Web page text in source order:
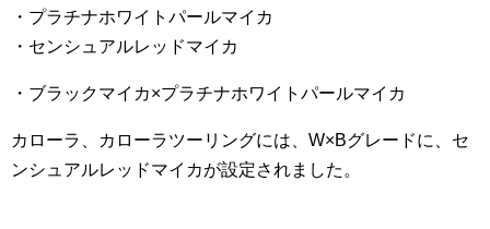
・プラチナホワイトパールマイカ
・センシュアルレッドマイカ
・ブラックマイカ×プラチナホワイトパールマイカ
カローラ、カローラツーリングには、W×Bグレードに、セ
ンシュアルレッドマイカが設定されました。